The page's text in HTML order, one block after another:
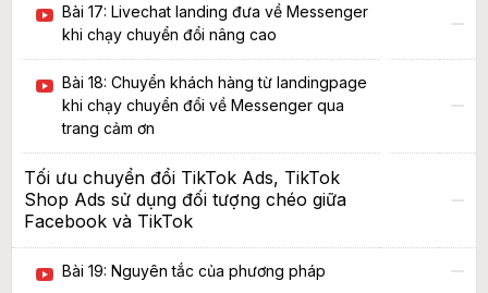
Bài 17: Livechat landing đưa về Messenger
khi chạy chuyển đổi nâng cao
Bài 18: Chuyển khách hàng từ landingpage
khi chạy chuyển đổi về Messenger qua
trang cảm ơn
Tối ưu chuyển đổi TikTok Ads, TikTok
Shop Ads sử dụng đối tượng chéo giữa
Facebook và TikTok
Bài 19: Nguyên tắc của phương pháp